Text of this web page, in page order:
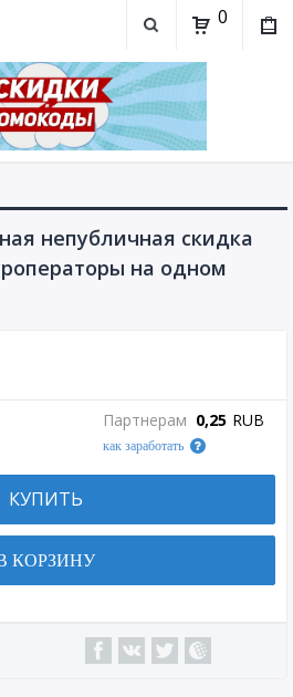
0
непубличная скидка
на одном
Партнерам 0,25 RUB
как заработать
КУПИТЬ
КОРЗИНУ